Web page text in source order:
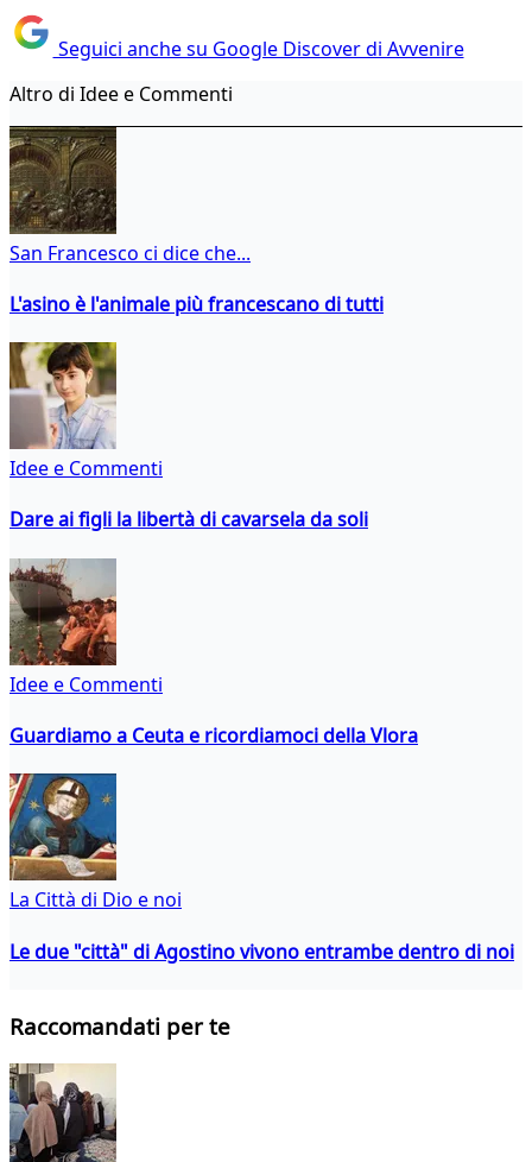
Seguici anche su Google Discover di Avvenire
Altro di Idee e Commenti
San Francesco ci dice che...
L'asino è l'animale più francescano di tutti
Idee e Commenti
Dare ai figli la libertà di cavarsela da soli
Idee e Commenti
Guardiamo a Ceuta e ricordiamoci della Vlora
La Città di Dio e noi
Le due "città" di Agostino vivono entrambe dentro di noi
Raccomandati per te